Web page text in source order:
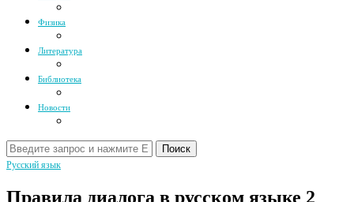
Физика
Литература
Библиотека
Новости
Поиск
Русский язык
Правила диалога в русском языке 2